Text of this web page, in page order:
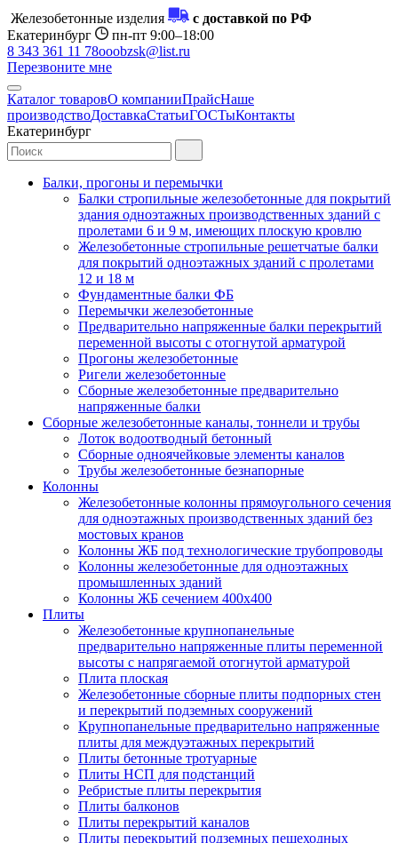
Железобетонные изделия
с доставкой по РФ
Екатеринбург
пн-пт 9:00–18:00
8 343 361 11 78ooobzsk@list.ru
Перезвоните мне
Каталог товаровО компанииПрайсНаше
производствоДоставкаСтатьиГОСТыКонтакты
Екатеринбург
Балки, прогоны и перемычки
Балки стропильные железобетонные для покрытий
здания одноэтажных производственных зданий с
пролетами 6 и 9 м, имеющих плоскую кровлю
Железобетонные стропильные решетчатые балки
для покрытий одноэтажных зданий с пролетами
12 и 18 м
Фундаментные балки ФБ
Перемычки железобетонные
Предварительно напряженные балки перекрытий
переменной высоты с отогнутой арматурой
Прогоны железобетонные
Ригели железобетонные
Сборные железобетонные предварительно
напряженные балки
Сборные железобетонные каналы, тоннели и трубы
Лоток водоотводный бетонный
Сборные одноячейковые элементы каналов
Трубы железобетонные безнапорные
Колонны
Железобетонные колонны прямоугольного сечения
для одноэтажных производственных зданий без
мостовых кранов
Колонны ЖБ под технологические трубопроводы
Колонны железобетонные для одноэтажных
промышленных зданий
Колонны ЖБ сечением 400х400
Плиты
Железобетонные крупнопанельные
предварительно напряженные плиты переменной
высоты с напрягаемой отогнутой арматурой
Плита плоская
Железобетонные сборные плиты подпорных стен
и перекрытий подземных сооружений
Крупнопанельные предварительно напряженные
плиты для междуэтажных перекрытий
Плиты бетонные тротуарные
Плиты НСП для подстанций
Ребристые плиты перекрытия
Плиты балконов
Плиты перекрытий каналов
Плиты перекрытий подземных пешеходных